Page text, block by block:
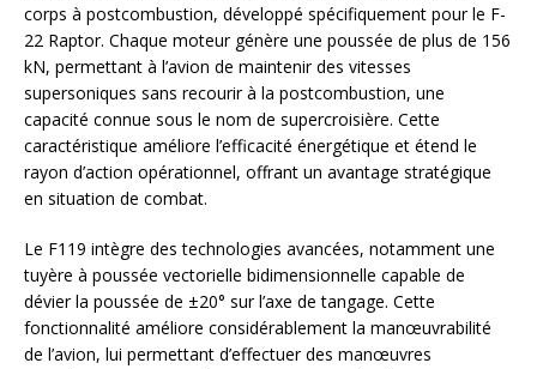
corps à postcombustion, développé spécifiquement pour le F-
22 Raptor. Chaque moteur génère une poussée de plus de 156
kN, permettant à l’avion de maintenir des vitesses
supersoniques sans recourir à la postcombustion, une
capacité connue sous le nom de supercroisière. Cette
caractéristique améliore l’efficacité énergétique et étend le
rayon d’action opérationnel, offrant un avantage stratégique
en situation de combat.
Le F119 intègre des technologies avancées, notamment une
tuyère à poussée vectorielle bidimensionnelle capable de
dévier la poussée de ±20° sur l’axe de tangage. Cette
fonctionnalité améliore considérablement la manœuvrabilité
de l’avion, lui permettant d’effectuer des manœuvres